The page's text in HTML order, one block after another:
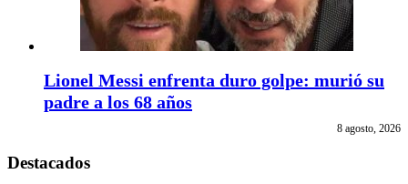
Lionel Messi enfrenta duro golpe: murió su
padre a los 68 años
8 agosto, 2026
Destacados